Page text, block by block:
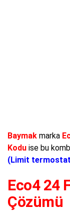
Baymak marka
Kodu ise bu
(Limit
Eco4 24
Çözümü